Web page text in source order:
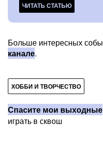
ЧИТАТЬ СТАТЬЮ
Больше интересных
канале.
ХОББИ И ТВОРЧЕСТВО
Спасите мои выходные
играть в сквош